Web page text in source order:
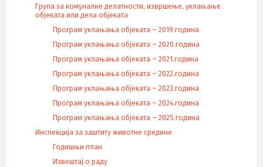
Група за комуналне делатности, извршење, уклањање
објеката или дела објеката
Програм уклањања објеката – 2019.година
Програм уклањања објеката – 2020.година
Програм уклањања објеката – 2021.година
Програм уклањања објеката – 2022.година
Програм уклањања објеката – 2023.година
Програм уклањања објеката – 2024.година
Програм уклањања објеката – 2025.година
Инспекција за заштиту животне средине
Годишњи план
Извештај о раду